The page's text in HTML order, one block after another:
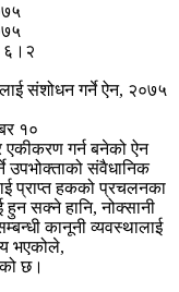
संशोधन गर्ने ऐन, २०७५
१०
एकीकरण गर्न बनेको ऐन
उपभोक्ताको संवैधानिक
प्राप्त हकको प्रचलनका
हुन सक्ने हानि, नोक्सानी
कानूनी व्यवस्थालाई
भएकोले,
छ।